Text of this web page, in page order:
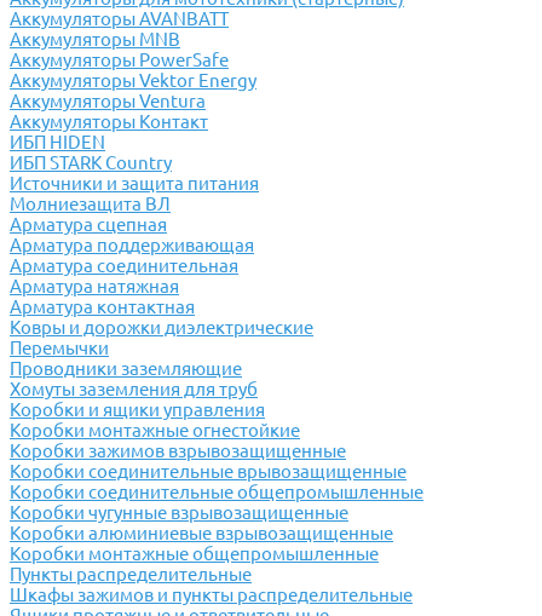
Аккумуляторы AVANBATT
Аккумуляторы MNB
Аккумуляторы PowerSafe
Аккумуляторы Vektor Energy
Аккумуляторы Ventura
Аккумуляторы Контакт
ИБП HIDEN
ИБП STARK Country
Источники и защита питания
Молниезащита ВЛ
Арматура сцепная
Арматура поддерживающая
Арматура соединительная
Арматура натяжная
Арматура контактная
Ковры и дорожки диэлектрические
Перемычки
Проводники заземляющие
Хомуты заземления для труб
Коробки и ящики управления
Коробки монтажные огнестойкие
Коробки зажимов взрывозащищенные
Коробки соединительные врывозащищенные
Коробки соединительные общепромышленные
Коробки чугунные взрывозащищенные
Коробки алюминиевые взрывозащищенные
Коробки монтажные общепромышленные
Пункты распределительные
Шкафы зажимов и пункты распределительные